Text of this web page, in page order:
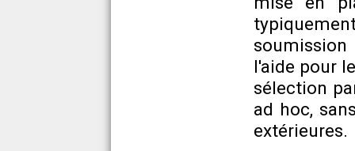
l'aide pour
sélection
ad hoc,
extérieures.